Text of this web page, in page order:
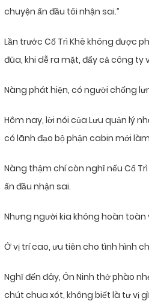
chuyện ấn đầu tôi nhận sai.”
Lần trước Cố Trì Khê không được
đũa, khi dễ ra mặt, đẩy cả công
Nàng phát hiện, có người chống
Hôm nay, lời nói của Lưu quản lý
có lãnh đạo bộ phận cabin mới
Nàng thậm chí còn nghĩ nếu Cố
ấn đầu nhận sai.
Nhưng người kia không hoàn toàn
Ở vị trí cao, ưu tiên cho tình hình
Nghĩ đến đây, Ôn Ninh thở phào
chút chua xót, không biết là tư vị